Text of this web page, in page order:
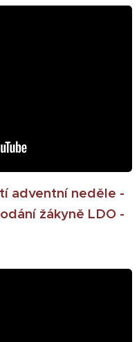
adventní neděle -
žákyně LDO -